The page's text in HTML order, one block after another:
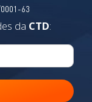
0001-63
da CTD: